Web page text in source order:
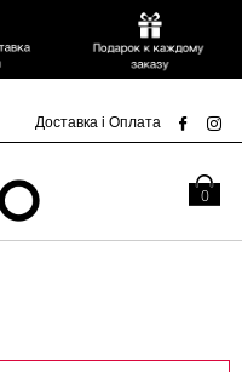
Доставка і Оплата
Кошик
0